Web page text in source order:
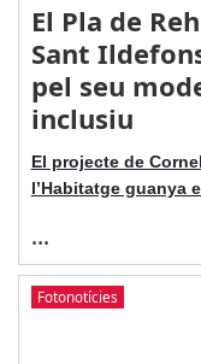
El Pla de
Sant
pel seu
inclusiu
El projecte de
l’Habitatge guanya
...
Fotonotícies